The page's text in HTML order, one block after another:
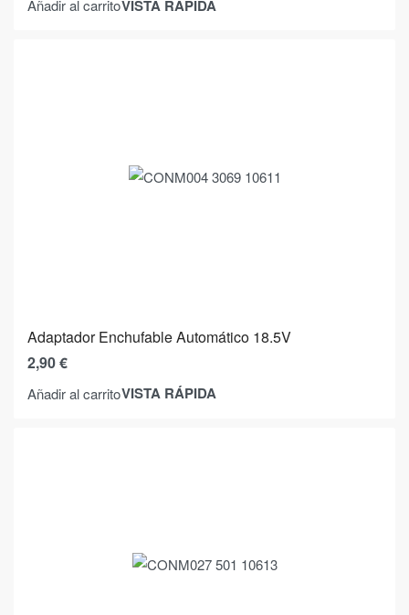
Añadir al carritoVISTA RÁPIDA
Adaptador Enchufable Automático 18.5V
2,90€
Añadir al carritoVISTA RÁPIDA